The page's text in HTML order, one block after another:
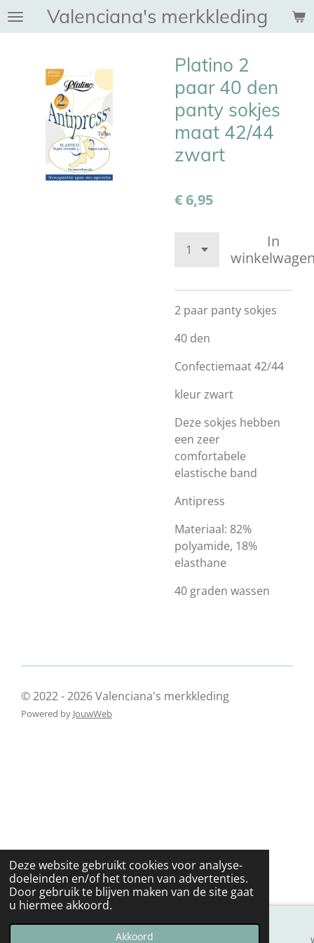
Deze website gebruikt cookies voor analyse-
doeleinden en/of het tonen van advertenties.
Door gebruik te blijven maken van de site gaat
u hiermee akkoord.
Akkoord
Ga
direct
hoofdinhoud
Valenciana's merkkleding
Platino 2
paar 40 den
panty sokjes
maat 42/44
zwart
€ 6,95
In
2 paar panty sokjes
40 den
Confectiemaat 42/44
kleur zwart
Deze sokjes hebben
een zeer
comfortabele
elastische band
Antipress
Materiaal: 82%
polyamide, 18%
elasthane
40 graden wassen
© 2022 - 2026 Valenciana's merkkleding
Powered by JouwWeb
Telefoonnummer